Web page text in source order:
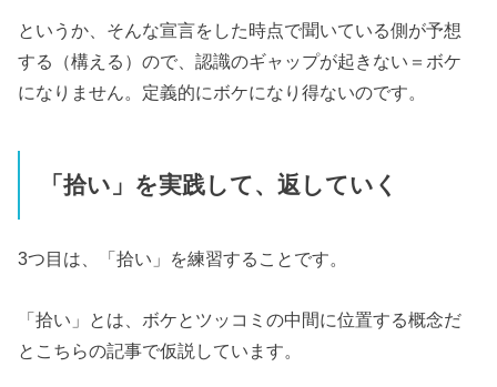
というか、そんな宣言をした時点で聞いている側が予想
する（構える）ので、認識のギャップが起きない＝ボケ
になりません。定義的にボケになり得ないのです。
「拾い」を実践して、返していく
3つ目は、「拾い」を練習することです。
「拾い」とは、ボケとツッコミの中間に位置する概念だ
とこちらの記事で仮説しています。